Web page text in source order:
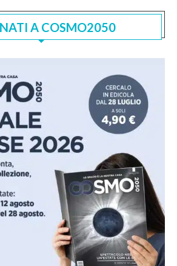
A COSMO2050